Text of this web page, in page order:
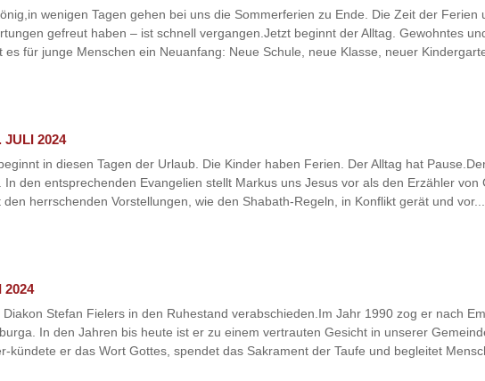
wenigen Tagen gehen bei uns die Sommerferien zu Ende. Die Zeit der
gefreut haben – ist schnell vergangen.Jetzt beginnt der Alltag. Gewohntes
für junge Menschen ein Neuanfang: Neue Schule, neue Klasse, neuer
JULI 2024
in diesen Tagen der Urlaub. Die Kinder haben Ferien. Der Alltag hat
In den entsprechenden Evangelien stellt Markus uns Jesus vor als den Erzähler
herrschenden Vorstellungen, wie den Shabath-Regeln, in Konflikt gerät und vor...
2024
Stefan Fielers in den Ruhestand verabschieden.Im Jahr 1990 zog er nach
In den Jahren bis heute ist er zu einem vertrauten Gesicht in unserer
kündete er das Wort Gottes, spendet das Sakrament der Taufe und begleitet